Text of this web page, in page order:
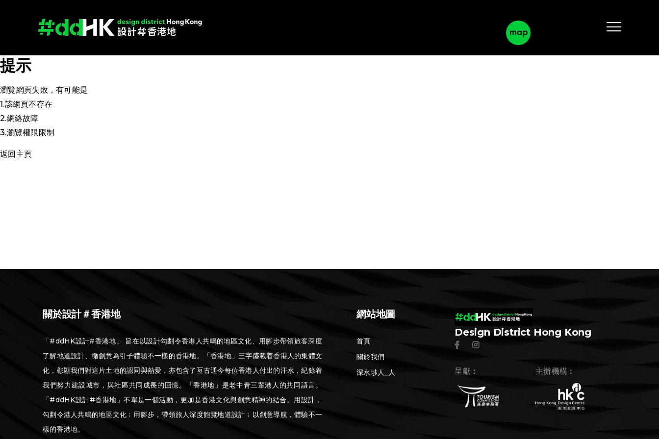
提示
瀏覽網頁失敗，有可能是
1.該網頁不存在
2.網絡故障
3.瀏覽權限限制
返回主頁
關於設計＃香港地
「#ddHK設計#香港地」 旨在以設計勾劃令香港人共鳴的地區文化、用腳步帶領旅客深度
了解地道設計、循創意為引子體驗不一樣的香港地。「香港地」三字盛載着香港人的集體文
化，彰顯我們對這片土地的認同與熱愛，亦包含了亙古通今每位香港人付出的汗水，紀錄着
我們努力建設城市，與社區共同成長的回憶。「香港地」是老中青三輩港人的共同語言。
「#ddHK設計#香港地」不單是一個活動，更加是香港文化與創意精神的結合。用設計，
勾劃令港人共鳴的地區文化﹔用腳步，帶領旅人深度飽覽地道設計﹔以創意導航，體驗不一
樣的香港地。
網站地圖
首頁
關於我們
深水埗人_人
Design District Hong Kong
呈獻︰ 主辦機構︰